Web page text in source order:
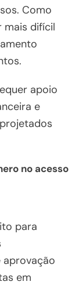
Como
mais difícil
apoio
e
no acesso
para
em